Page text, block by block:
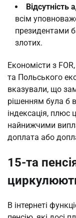
Відсутність
всім
президентами
злотих.
Економісти з
та Польського
вказували, що
рішенням була б
індексація, плюс
найнижчими
доплата або
15-та
В інтернеті